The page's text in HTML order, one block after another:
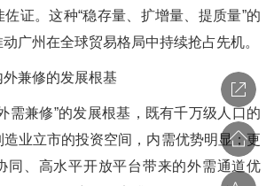
证。这种“稳存量、扩增量、提质量”的
广州在全球贸易格局中持续抢占先机。
兼修的发展根基
兼修”的发展根基，既有千万级人口的
业立市的投资空间，内需优势明显；更
同、高水平开放平台带来的外需通道优